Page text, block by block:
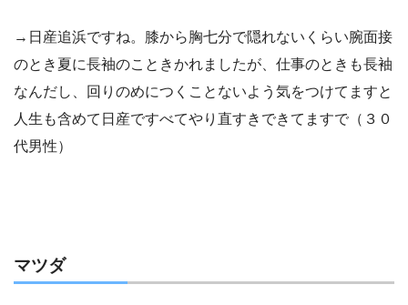
→日産追浜ですね。膝から胸七分で隠れないくらい腕面接
のとき夏に長袖のこときかれましたが、仕事のときも長袖
なんだし、回りのめにつくことないよう気をつけてますと
人生も含めて日産ですべてやり直すきできてますで（３０
代男性）
マツダ